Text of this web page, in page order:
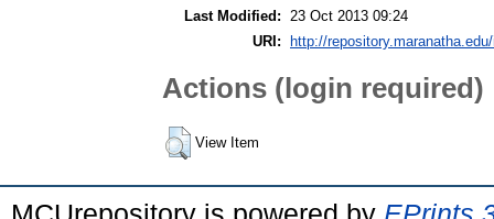
Last Modified:
23 Oct 2013 09:24
URI:
http://
Actions (login required)
View Item